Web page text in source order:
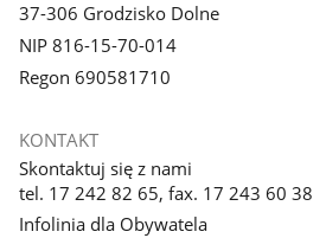
37-306 Grodzisko Dolne
NIP 816-15-70-014
Regon 690581710
KONTAKT
Skontaktuj się z nami
tel. 17 242 82 65, fax. 17 243 60 38
Infolinia dla Obywatela